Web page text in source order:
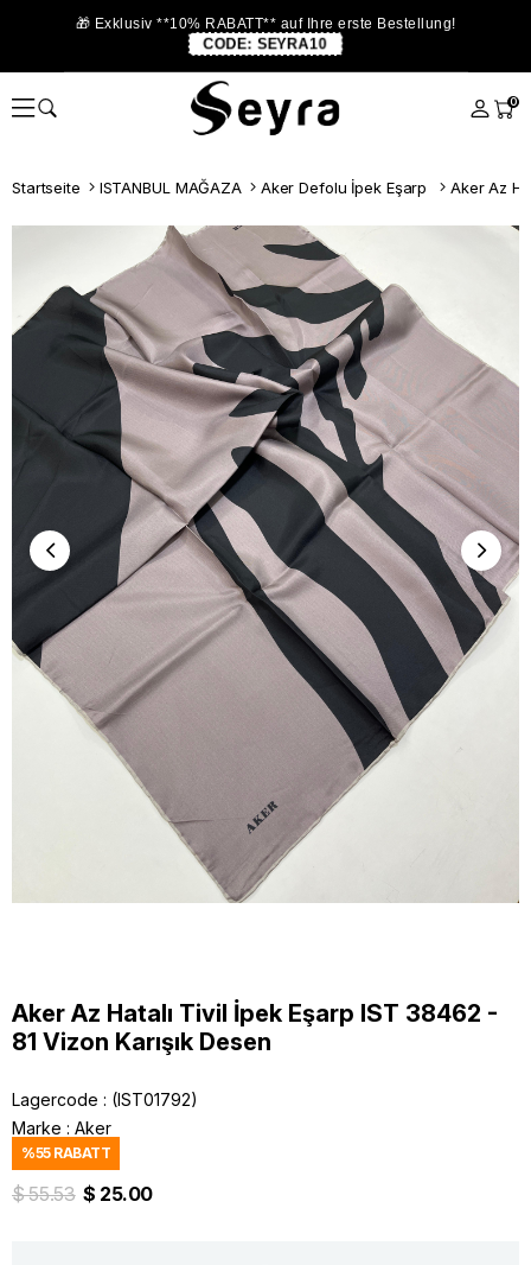
🎁 Exklusiv **10% RABATT** auf Ihre erste Bestellung!
CODE: SEYRA10
0
Startseite ISTANBUL MAĞAZA Aker Defolu İpek Eşarp
Aker Az Hatalı Tivil İpek Eşarp IST 38462 -
81 Vizon Karışık Desen
Lagercode
(IST01792)
Marke : Aker
%55RABATT
$ 55.53 $ 25.00